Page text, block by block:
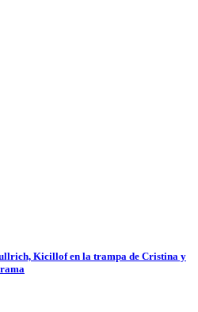
Kicillof en la trampa de Cristina y